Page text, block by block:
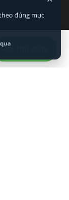
Học thử ngay
đúng mục